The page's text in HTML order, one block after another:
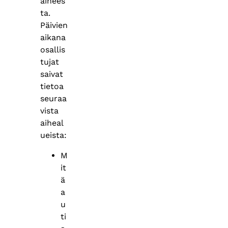
ta.
Päivien
aikana
osallis
tujat
saivat
tietoa
seuraa
vista
aiheal
ueista:
M
it
ä
a
u
ti